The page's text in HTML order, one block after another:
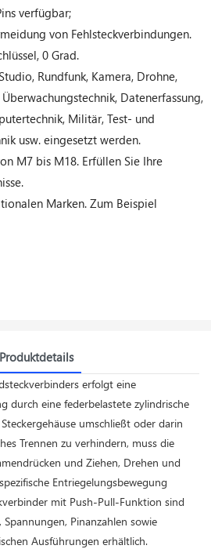
verfügbar;
von Fehlsteckverbindungen.
0 Grad.
Rundfunk, Kamera, Drohne,
Datenerfassung,
Militär, Test- und
usw. eingesetzt werden.
M7 bis M18. Erfüllen Sie Ihre
Marken. Zum Beispiel
Produktdetails
erfolgt eine
durch eine federbelastete zylindrische
umschließt oder darin
Trennen zu verhindern, muss die
und Ziehen, Drehen und
Entriegelungsbewegung
mit Push-Pull-Funktion sind
Pinanzahlen sowie
Ausführungen erhältlich.